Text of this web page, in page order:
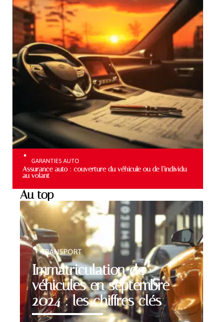
GARANTIES AUTO
Assurance auto : couverture du véhicule ou de l’individu
au volant
Au top
Immatriculation de
véhicules en septembre
2024 : les chiffres clés
TRANSPORT